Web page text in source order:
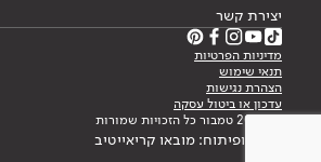
יצירת קשר
מדיניות הפרטיות
תנאי שימוש
הצהרת נגישות
עדכון או ביטול עסקה
© 2026 טמבור כל הזכויות שמורות
עיצוב ופיתוח: מובאו קריאייטיב